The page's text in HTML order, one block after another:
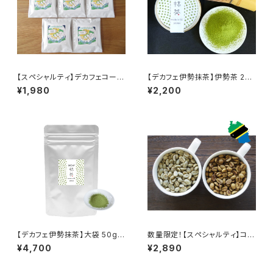
【スペシャルティ】デカフェコーヒ
ードリップバッグ×5個セット（タ
ンザニア・アカシアヒルズ)超臨
¥1,980
【デカフェ伊勢抹茶】伊勢茶 20g
缶： 超臨界CO2法（国内処理）
カフェインレス
¥2,200
【デカフェ伊勢抹茶】大袋 50g：
超臨界CO2法（国内処理）カフェ
インレス
¥4,700
数量限定！【スペシャルティ】コー
ヒー生豆＊デカフェ前後飲み比
べセット各100g（タンザニア・ア
¥2,890